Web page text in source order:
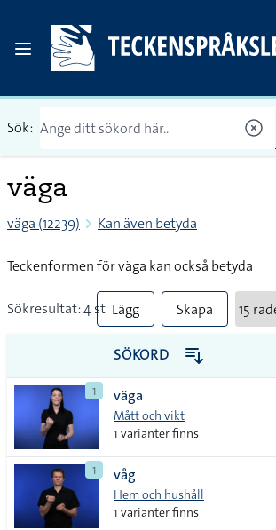
Sök:
väga
väga (12239) Kan även betyda
Teckenformen för väga kan också betyda
Sökresultat: 4 st Lägg
till
alla i
lista
Skapa
PDF
SÖKORD
1 väga
Mått och vikt
1 varianter finns
1 våg
Hem och hushåll
1 varianter finns